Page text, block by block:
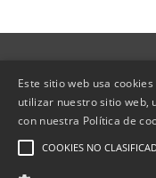
Copyright |
Política de
Este sitio web usa
utilizar nuestro sitio web,
con nuestra Política de
COOKIES NO